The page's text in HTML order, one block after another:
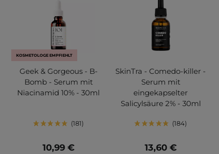
KOSMETOLOGE EMPFIEHLT
Geek & Gorgeous - B-
Bomb - Serum mit
Niacinamid 10% - 30ml
181
10,99 €
SkinTra - Comedo-killer -
Serum mit
eingekapselter
Salicylsäure 2% - 30ml
184
13,60 €